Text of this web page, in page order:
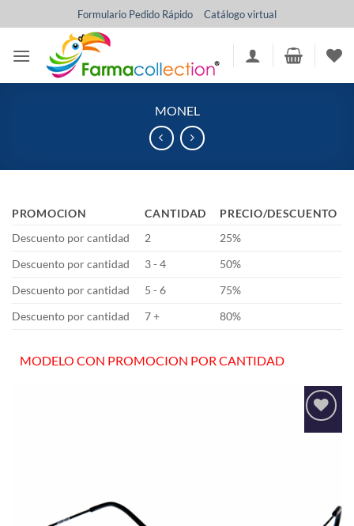
al
contenido
Formulario Pedido Rápido Catálogo virtual
MONEL
PROMOCION CANTIDAD
PRECIO/DESCUENTO
Descuento por cantidad
2
25%
Descuento por cantidad
3 - 4
50%
Descuento por cantidad
5 - 6
75%
Descuento por cantidad
7 + 80%
MODELO CON PROMOCION POR CANTIDAD
Añadir